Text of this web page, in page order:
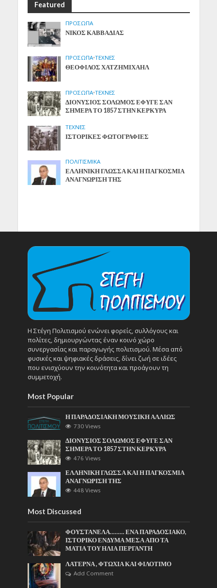
Featured
ΠΡΟΣΩΠΑ
ΝΙΚΟΣ ΚΑΒΒΑΔΙΑΣ
ΠΡΟΣΩΠΑ•ΤΕΧΝΕΣ
ΘΕΟΦΙΛΟΣ ΧΑΤΖΗΜΙΧΑΗΛ
ΠΡΟΣΩΠΑ•ΤΕΧΝΕΣ
ΔΙΟΝΥΣΙΟΣ ΣΟΛΩΜΟΣ ΕΦΥΓΕ ΣΑΝ
ΣΗΜΕΡΑ ΤΟ 1857 ΣΤΗΝ ΚΕΡΚΥΡΑ
ΤΕΧΝΕΣ
ΙΣΤΟΡΙΚΕΣ ΦΩΤΟΓΡΑΦΙΕΣ
ΠΟΛΙΤΙΣΜΙΚΑ
ΕΛΛΗΝΙΚΗ ΓΛΩΣΣΑ ΚΑΙ Η ΠΑΓΚΟΣΜΙΑ
ΑΝΑΓΝΩΡΙΣΗ ΤΗΣ
Η Στέγη Πολιτισμού ενώνει φορείς, συλλόγους και
πολίτες, δημιουργώντας έναν κοινό χώρο
συνεργασίας και παραγωγής πολιτισμού. Μέσα από
φυσικές και ψηφιακές δράσεις, δίνει ζωή σε ιδέες
που ενισχύουν την κοινότητα και προάγουν τη
συμμετοχή.
Most Popular
Η ΠΑΡΑΔΟΣΙΑΚΗ ΜΟΥΣΙΚΗ ΑΛΛΙΩΣ
730 Views
ΔΙΟΝΥΣΙΟΣ ΣΟΛΩΜΟΣ ΕΦΥΓΕ ΣΑΝ
ΣΗΜΕΡΑ ΤΟ 1857 ΣΤΗΝ ΚΕΡΚΥΡΑ
476 Views
ΕΛΛΗΝΙΚΗ ΓΛΩΣΣΑ ΚΑΙ Η ΠΑΓΚΟΣΜΙΑ
ΑΝΑΓΝΩΡΙΣΗ ΤΗΣ
448 Views
Most Discussed
ΦΟΥΣΤΑΝΕΛΑ……… ΕΝΑ ΠΑΡΑΔΟΣΙΑΚΟ,
ΙΣΤΟΡΙΚΟ ΕΝΔΥΜΑ ΜΕΣΑ ΑΠΟ ΤΑ
ΜΑΤΙΑ ΤΟΥ ΗΛΙΑ ΠΕΡΓΑΝΤΗ
ΛΑΤΕΡΝΑ , ΦΤΩΧΙΑ ΚΑΙ ΦΙΛΟΤΙΜΟ
Add Comment